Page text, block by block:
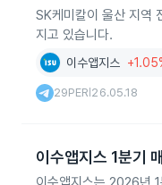
SK케미칼이 울산 지역
지고 있습니다.
이수앱지스
29PER 26.05.18
이수앱지스 1분기